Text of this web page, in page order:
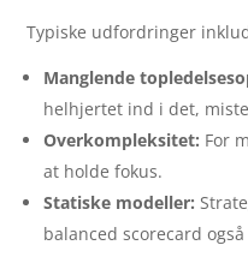
Typiske udfordringer
Manglende
helhjertet ind i det,
Overkompleksitet: For
at holde fokus.
Statiske modeller:
balanced scorecard